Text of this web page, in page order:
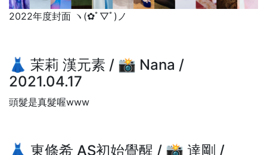
2022年度封面 ヽ(✿ﾟ▽ﾟ)ノ
👗 茉莉 漢元素 / 📸 Nana /
2021.04.17
頭髮是真髮喔www
👗 東條希 AS初始覺醒 / 📸 達剛 /